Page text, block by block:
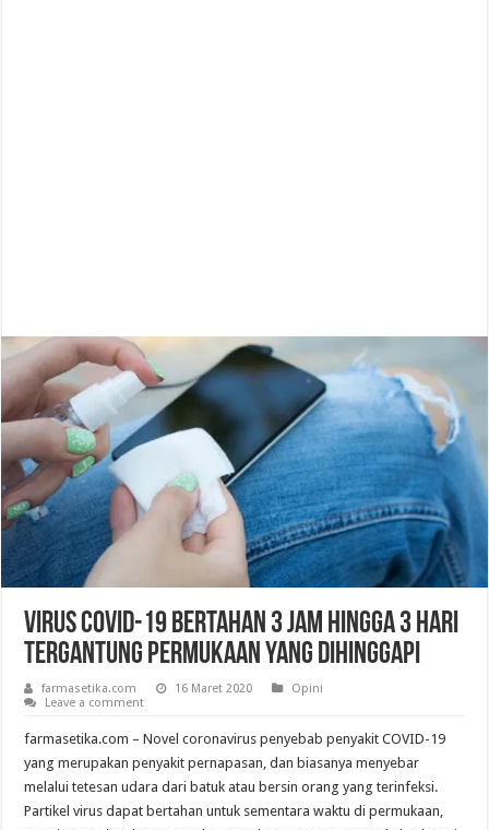
Virus COVID-19 Bertahan 3 Jam Hingga 3 Hari
Tergantung Permukaan yang Dihinggapi
farmasetika.com 16 Maret 2020
Opini
Leave a comment
farmasetika.com – Novel coronavirus penyebab penyakit COVID-19
yang merupakan penyakit pernapasan, dan biasanya menyebar
melalui tetesan udara dari batuk atau bersin orang yang terinfeksi.
Partikel virus dapat bertahan untuk sementara waktu di permukaan,